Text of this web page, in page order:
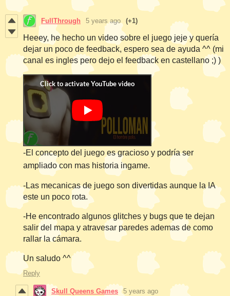
FullThrough 5 years ago (+1)
Heeey, he hecho un video sobre el juego jeje y quería
dejar un poco de feedback, espero sea de ayuda ^^ (mi
canal es ingles pero dejo el feedback en castellano ;) )
-El concepto del juego es gracioso y podría ser
ampliado con mas historia ingame.
-Las mecanicas de juego son divertidas aunque la IA
este un poco rota.
-He encontrado algunos glitches y bugs que te dejan
salir del mapa y atravesar paredes ademas de como
rallar la cámara.
Un saludo ^^
Reply
Skull Queens Games 5 years ago